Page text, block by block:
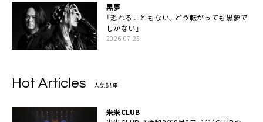
黒夢
「恐れることもない。どう転がっても黒夢で
しかない」
2026.07.25
Hot Articles 人気記事
米米CLUB